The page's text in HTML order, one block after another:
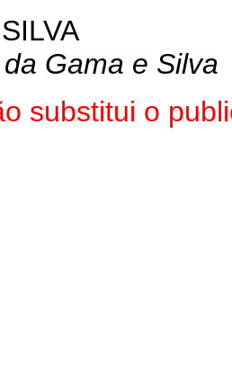
Gama e Silva
substitui o